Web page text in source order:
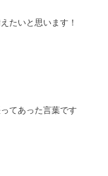
たいと思います！
てあった言葉です